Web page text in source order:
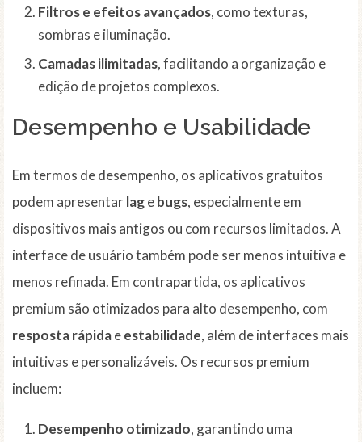
Filtros e efeitos avançados, como texturas,
sombras e iluminação.
Camadas ilimitadas, facilitando a organização e
edição de projetos complexos.
Desempenho e Usabilidade
Em termos de desempenho, os aplicativos gratuitos
podem apresentarlagebugs, especialmente em
dispositivos mais antigos ou com recursos limitados. A
interface de usuário também pode ser menos intuitiva e
menos refinada. Em contrapartida, os aplicativos
premium são otimizados para alto desempenho, com
resposta rápidaeestabilidade, além de interfaces mais
intuitivas e personalizáveis. Os recursos premium
incluem:
Desempenho otimizado, garantindo uma